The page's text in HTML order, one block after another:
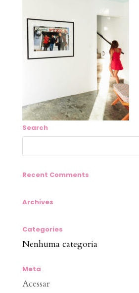
Search
Recent Comments
Archives
Categories
Nenhuma categoria
Meta
Acessar